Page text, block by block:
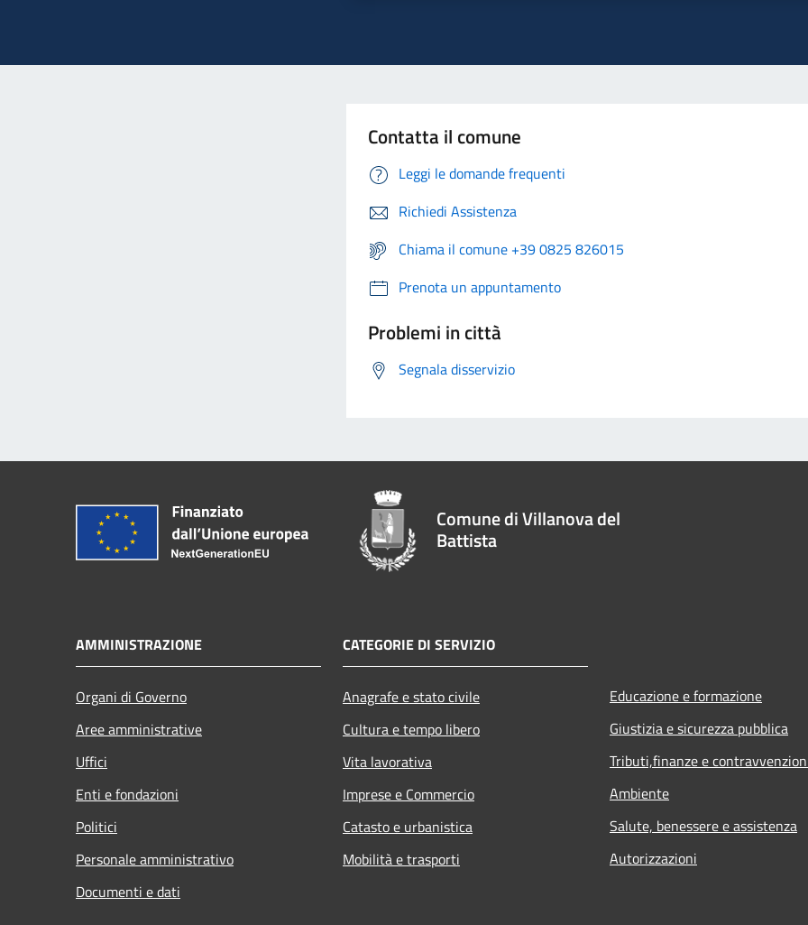
Contatta il comune
Leggi le domande frequenti
Richiedi Assistenza
Chiama il comune +39 0825 826015
Prenota un appuntamento
Problemi in città
Segnala disservizio
Comune di Villanova del
Battista
AMMINISTRAZIONE
Organi di Governo
Aree amministrative
Uffici
Enti e fondazioni
Politici
Personale amministrativo
Documenti e dati
CATEGORIE DI SERVIZIO
Anagrafe e stato civile
Cultura e tempo libero
Vita lavorativa
Imprese e Commercio
Catasto e urbanistica
Mobilità e trasporti
Educazione e formazione
Giustizia e sicurezza pubblica
Tributi,finanze e
Ambiente
Salute, benessere e assistenza
Autorizzazioni